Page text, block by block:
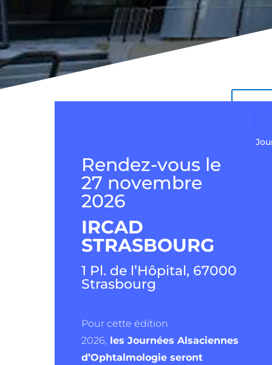
Rendez-vous le
27 novembre
2026
IRCAD
STRASBOURG
1 Pl. de l’Hôpital, 67000
Strasbourg
Pour cette édition
2026, lesJournées Alsaciennes
d’Ophtalmologie seront